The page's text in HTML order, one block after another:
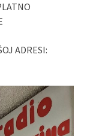
ADRESI: